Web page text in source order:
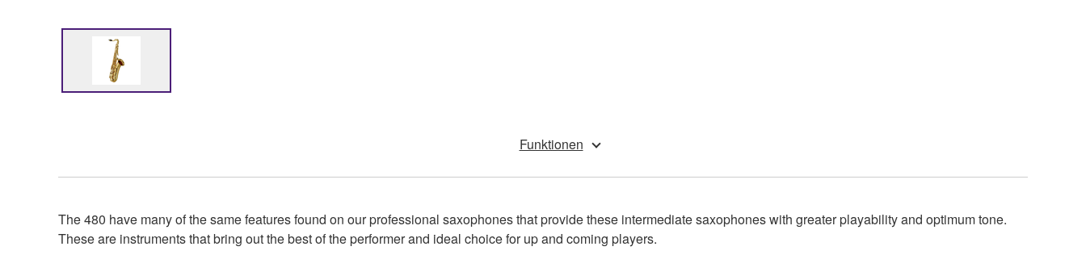
Funktionen
The 480 have many of the same features found on our professional saxophones that provide these intermediate saxophones with greater playability and optimum tone.
These are instruments that bring out the best of the performer and ideal choice for up and coming players.